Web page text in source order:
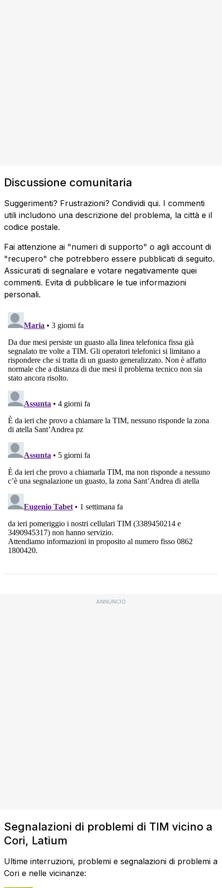
Discussione comunitaria
Suggerimenti? Frustrazioni? Condividi qui. I commenti
utili includono una descrizione del problema, la città e il
codice postale.
Fai attenzione ai "numeri di supporto" o agli account di
"recupero" che potrebbero essere pubblicati di seguito.
Assicurati di segnalare e votare negativamente quei
commenti. Evita di pubblicare le tue informazioni
personali.
ANNUNCIO
Segnalazioni di problemi di TIM vicino a
Cori, Latium
Ultime interruzioni, problemi e segnalazioni di problemi a
Cori e nelle vicinanze: